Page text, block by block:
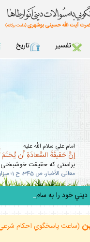
تفسير تاريخ
امام علي سلام الله عليه
إنَّ حَقيقَةَ السَّعادَةِ أن يُختَمَ
براستى كه حقيقت خوشبختى
معانى الأخبار، ص 345، ح 1؛ ميزان الحكمه، ج 5، ص 303.
خود را به سامانه «30